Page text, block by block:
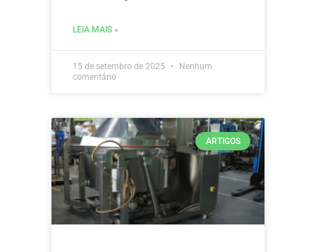
LEIA MAIS »
15 de setembro de 2025
Nenhum
comentário
ARTIGOS